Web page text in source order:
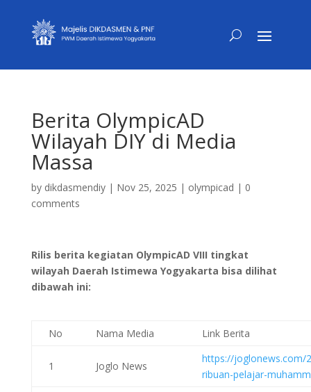
Berita OlympicAD
Wilayah DIY di Media
Massa
by dikdasmendiy| Nov 25, 2025 | olympicad | 0
comments
Rilis berita kegiatan OlympicAD VIII tingkat
wilayah Daerah Istimewa Yogyakarta bisa dilihat
dibawah ini:
No Nama Media Link Berita
1 Joglo News
https://joglonews.com/
ribuan-pelajar-